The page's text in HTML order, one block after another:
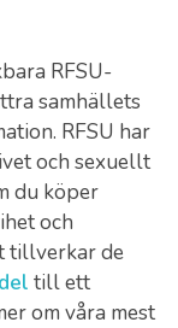
RFSU-
samhällets
RFSU har
och sexuellt
du köper
och
tillverkar de
till ett
om våra mest